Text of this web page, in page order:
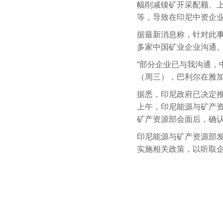
幅削减镍矿开采配额、
等，导致在印尼中资企
据最新消息称，针对此
多家中国矿业企业沟通
“部分企业已与我沟通
（周三），巴利尔在雅
据悉，印尼政府已决定
上午，印尼能源与矿产
矿产资源部会面后，确
印尼能源与矿产资源部
实施相关政策，以听取